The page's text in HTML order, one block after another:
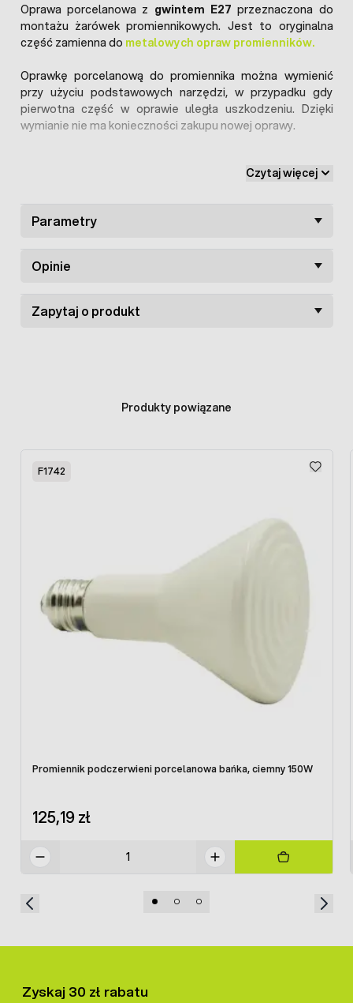
Oprawa porcelanowa z gwintem E27 przeznaczona do
montażu żarówek promiennikowych. Jest to oryginalna
część zamienna do metalowych opraw promienników.
Oprawkę porcelanową do promiennika można wymienić
przy użyciu podstawowych narzędzi, w przypadku gdy
pierwotna część w oprawie uległa uszkodzeniu. Dzięki
wymianie nie ma konieczności zakupu nowej oprawy.
Czytaj więcej
Parametry
Opinie
Zapytaj o produkt
Produkty powiązane
F1742
Promiennik podczerwieni porcelanowa bańka, ciemny 150W
125,19 zł
Zyskaj 30 zł rabatu